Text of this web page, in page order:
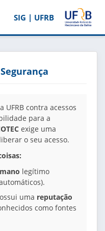
SIG | UFRB
UFRB contra acessos
para a
exige uma
o seu acesso.
legítimo
uma reputação
como fontes